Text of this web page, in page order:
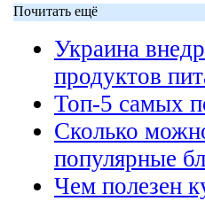
Почитать ещё
Украина
продуктов
Топ-5 самых
Сколько
популярные
Чем полезен